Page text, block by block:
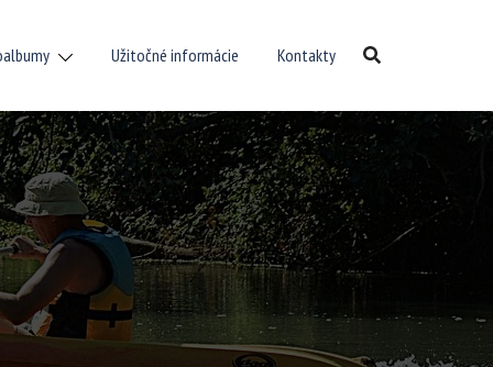
Užitočné informácie Kontakty